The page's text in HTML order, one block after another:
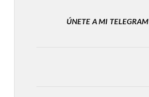
ÚNETE A MI TELEGRAM